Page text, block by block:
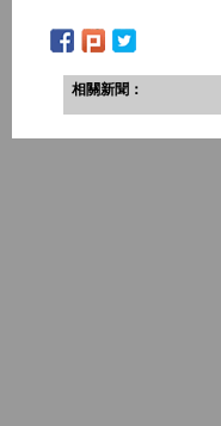
相關新聞：